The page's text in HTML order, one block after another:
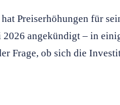
Preiserhöhungen für
2026 angekündigt – in
Frage, ob sich die